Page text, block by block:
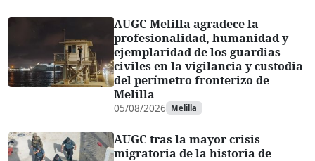
AUGC Melilla agradece la
profesionalidad, humanidad y
ejemplaridad de los guardias
civiles en la vigilancia y custodia
del perímetro fronterizo de
Melilla
05/08/2026 Melilla
AUGC tras la mayor crisis
migratoria de la historia de